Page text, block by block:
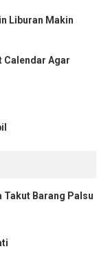
Liburan Makin
Calendar Agar
Takut Barang Palsu